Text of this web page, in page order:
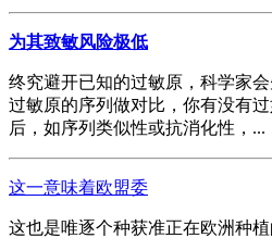
为其致敏风险极低
终究避开已知的过敏原，科学家
过敏原的序列做对比，你有没有
后，如序列类似性或抗消化性，...
这一意味着欧盟委
这也是唯逐个种获准正在欧洲种